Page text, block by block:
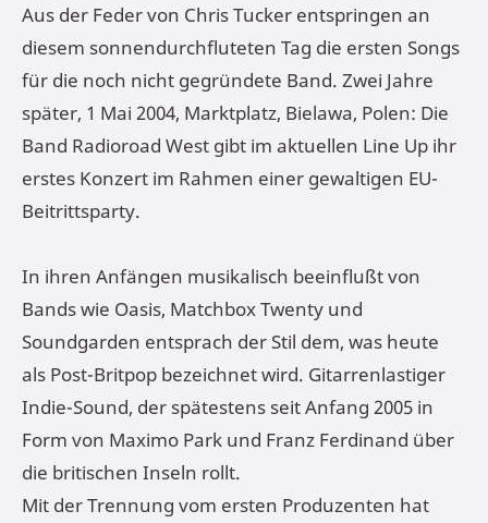
Aus der Feder von Chris Tucker entspringen an
diesem sonnendurchfluteten Tag die ersten Songs
für die noch nicht gegründete Band. Zwei Jahre
später, 1 Mai 2004, Marktplatz, Bielawa, Polen: Die
Band Radioroad West gibt im aktuellen Line Up ihr
erstes Konzert im Rahmen einer gewaltigen EU-
Beitrittsparty.
In ihren Anfängen musikalisch beeinflußt von
Bands wie Oasis, Matchbox Twenty und
Soundgarden entsprach der Stil dem, was heute
als Post-Britpop bezeichnet wird. Gitarrenlastiger
Indie-Sound, der spätestens seit Anfang 2005 in
Form von Maximo Park und Franz Ferdinand über
die britischen Inseln rollt.
Mit der Trennung vom ersten Produzenten hat